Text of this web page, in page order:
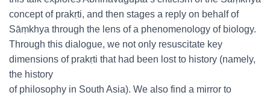
concept of prakṛti, and then stages a reply on behalf of
Sāṃkhya through the lens of a phenomenology of biology.
Through this dialogue, we not only resuscitate key
dimensions of prakṛti that had been lost to history (namely,
the history
of philosophy in South Asia). We also find a mirror to